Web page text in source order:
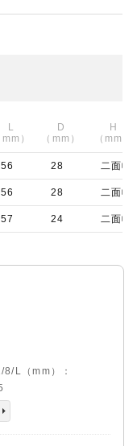
L
mm）
D
（mm）
H
（mm）
56 28 二面幅
56 28 二面幅
57 24 二面幅
L（mm）：